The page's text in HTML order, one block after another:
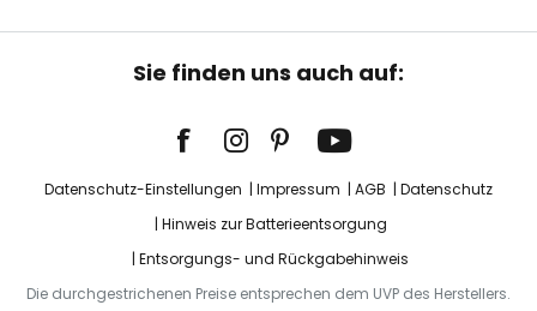
Sie finden uns auch auf:
Datenschutz-Einstellungen Impressum AGB
Datenschutz
Hinweis zur Batterieentsorgung
Entsorgungs- und Rückgabehinweis
Die durchgestrichenen Preise entsprechen dem UVP des Herstellers.